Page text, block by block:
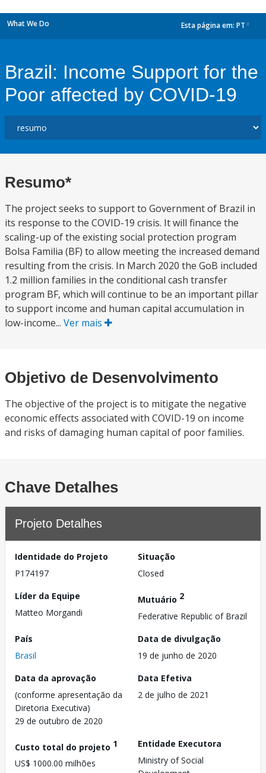
What We Do Esta página em: PT
Brazil: Income Support for the
Poor affected by COVID-19
Resumo*
The project seeks to support to Government of Brazil in
its response to the COVID-19 crisis. It will finance the
scaling-up of the existing social protection program
Bolsa Familia (BF) to allow meeting the increased demand
resulting from the crisis. In March 2020 the GoB included
1.2 million families in the conditional cash transfer
program BF, which will continue to be an important pillar
to support income and human capital accumulation in
low-income... Ver mais
Objetivo de Desenvolvimento
The objective of the project is to mitigate the negative
economic effects associated with COVID-19 on income
and risks of damaging human capital of poor families.
Chave Detalhes
Projeto Detalhes
Identidade do Projeto
P174197
Situação
Closed
Líder da Equipe
Matteo Morgandi
Mutuário 2
Federative Republic of Brazil
País
Brasil
Data de divulgação
19 de junho de 2020
Data da aprovação
(conforme apresentação da
Diretoria Executiva)
29 de outubro de 2020
Data Efetiva
2 de julho de 2021
Custo total do projeto 1
US$ 1000.00 milhões
Entidade Executora
Ministry of Social